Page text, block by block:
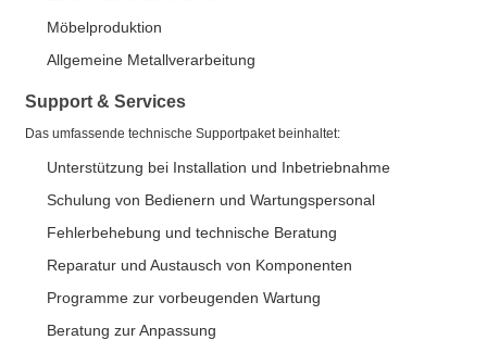
Möbelproduktion
Allgemeine Metallverarbeitung
Support & Services
Das umfassende technische Supportpaket beinhaltet:
Unterstützung bei Installation und Inbetriebnahme
Schulung von Bedienern und Wartungspersonal
Fehlerbehebung und technische Beratung
Reparatur und Austausch von Komponenten
Programme zur vorbeugenden Wartung
Beratung zur Anpassung